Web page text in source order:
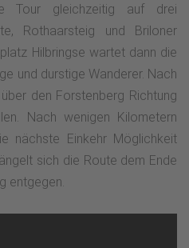
Tour gleichzeitig auf drei
Rothaarsteig und Briloner
Hilbringse wartet dann die
und durstige Wanderer. Nach
den Forstenberg Richtung
Nach wenigen Kilometern
nächste Einkehr Möglichkeit
sich die Route dem Ende
entgegen.